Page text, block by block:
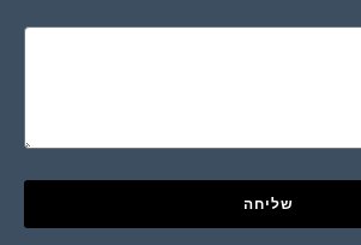
שליחה